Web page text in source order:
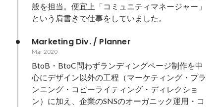
般を担当。便宜上「コミュニティマネージャー」
という肩書きで仕事をしていました。
Marketing Div. / Planner
Mar 2020
BtoB・BtoC問わずランディングページ制作を中
心にデザイン以外の工程（マーケティング・プラ
ンニング・コピーライティング・ディレクショ
ン）に加え、企業のSNSのオーガニック運用・コ